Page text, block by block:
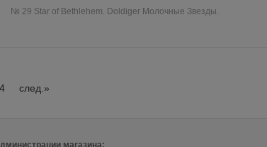
№ 29 Star of Bethlehem. Doldiger Молочные Звезды.
4 след.»
магазина: